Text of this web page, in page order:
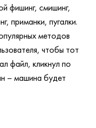
фишинг, смишинг,
приманки, пугалки.
методов
чтобы тот
файл, кликнул по
– машина будет